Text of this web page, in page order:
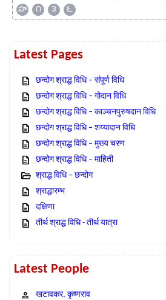
హ
౧ ౩ ౬
Latest Pages
छन्दोग श्राद्ध विधि – संपूर्ण विधि
छन्दोग श्राद्ध विधि – गोदान विधि
छन्दोग श्राद्ध विधि – काञ्चनपुरुषदान विधि
छन्दोग श्राद्ध विधि – शय्यादान विधि
छन्दोग श्राद्ध विधि – मुख्य चरण
छन्दोग श्राद्ध विधि – माहिती
श्राद्ध विधि – छन्दोग
श्राद्धारम्भ
दक्षिणा
तीर्थ श्राद्ध विधि - तीर्थ यात्रा
Latest People
खटावकर, कृष्णराव